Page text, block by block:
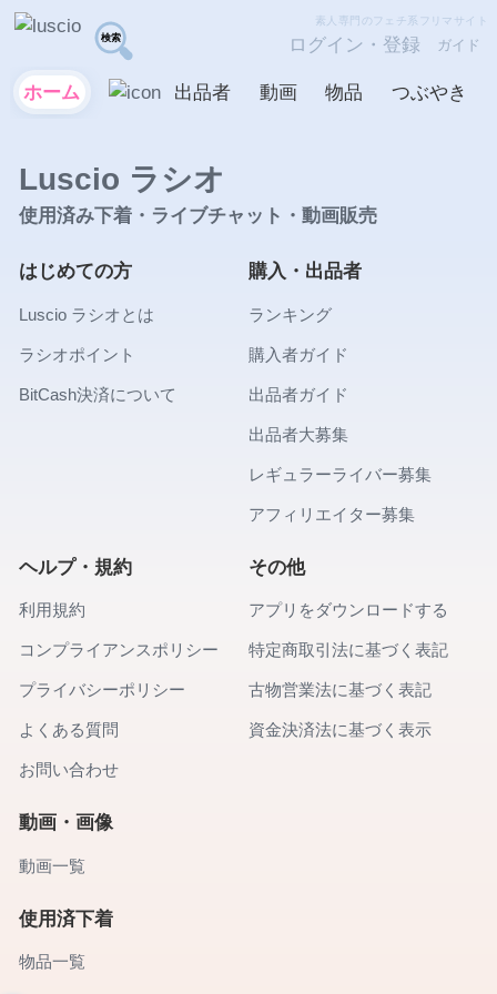
ホーム 出品者 動画 物品 つぶやき
素人専門のフェチ系フリマサイト
ログイン・登録 ガイド
Luscio ラシオ
使用済み下着・ライブチャット・動画販売
はじめての方
Luscio ラシオとは
ラシオポイント
BitCash決済について
購入・出品者
ランキング
購入者ガイド
出品者ガイド
出品者大募集
レギュラーライバー募集
アフィリエイター募集
ヘルプ・規約
利用規約
コンプライアンスポリシー
プライバシーポリシー
よくある質問
お問い合わせ
その他
アプリをダウンロードする
特定商取引法に基づく表記
古物営業法に基づく表記
資金決済法に基づく表示
動画・画像
動画一覧
使用済下着
物品一覧